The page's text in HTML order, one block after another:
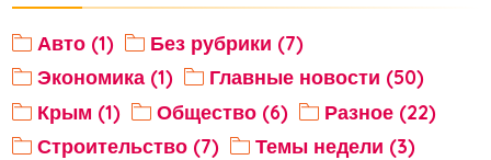
Авто (1)
Без рубрики (7)
Экономика (1)
Главные новости (50)
Крым (1)
Общество (6)
Разное (22)
Строительство (7)
Темы недели (3)